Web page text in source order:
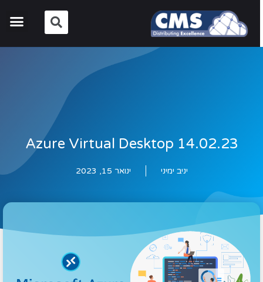
Azure Virtual Desktop 14.02.23
יניב ימיני ינואר 15, 2023